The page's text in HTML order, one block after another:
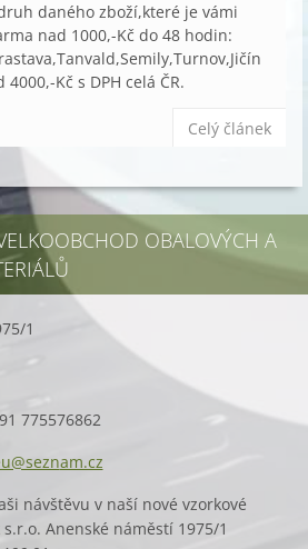
daného zboží,které je vámi
nad 1000,-Kč do 48 hodin:
Kč s DPH celá ČR.
Celý článek
OBALOVÝCH A
1
775576862
am.cz
návštěvu v naší nové vzorkové
Anenské náměstí 1975/1